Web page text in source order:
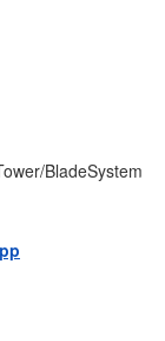
BladeSystem